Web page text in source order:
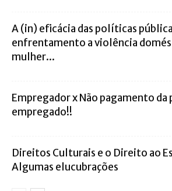
A (in) eficácia das políticas
enfrentamento a violência
mulher...
Empregador x Não pagamento da
empregado!!
Direitos Culturais e o Direito ao
Algumas elucubrações